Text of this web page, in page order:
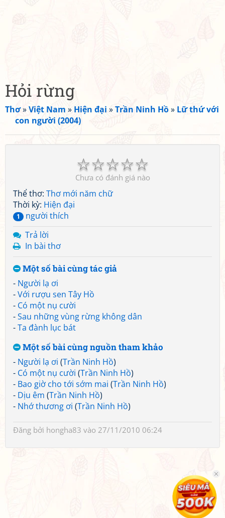
Hỏi rừng
Thơ»Việt Nam » Hiện đại »Trần Ninh Hồ» Lữ thứ với
con người (2004)
☆
☆
☆
☆
☆
Chưa có đánh giá nào
Thể thơ: Thơ mới năm chữ
Thời kỳ: Hiện đại
1
người thích
Trả lời
In bài thơ
Một số bài cùng tác giả
- Người lạ ơi
-Với rượu sen Tây Hồ
- Có một nụ cười
-Sau những vùng rừng không dân
-Ta đành lục bát
Một số bài cùng nguồn tham khảo
- Người lạ ơi (Trần Ninh Hồ)
- Có một nụ cười (Trần Ninh Hồ)
- Bao giờ cho tới sớm mai (Trần Ninh Hồ)
- Dịu êm (Trần Ninh Hồ)
- Nhớ thương ơi (Trần Ninh Hồ)
Đăng bởi hongha83 vào 27/11/2010 06:24